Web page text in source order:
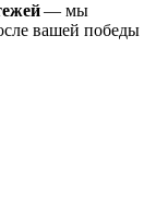
— мы
вашей победы